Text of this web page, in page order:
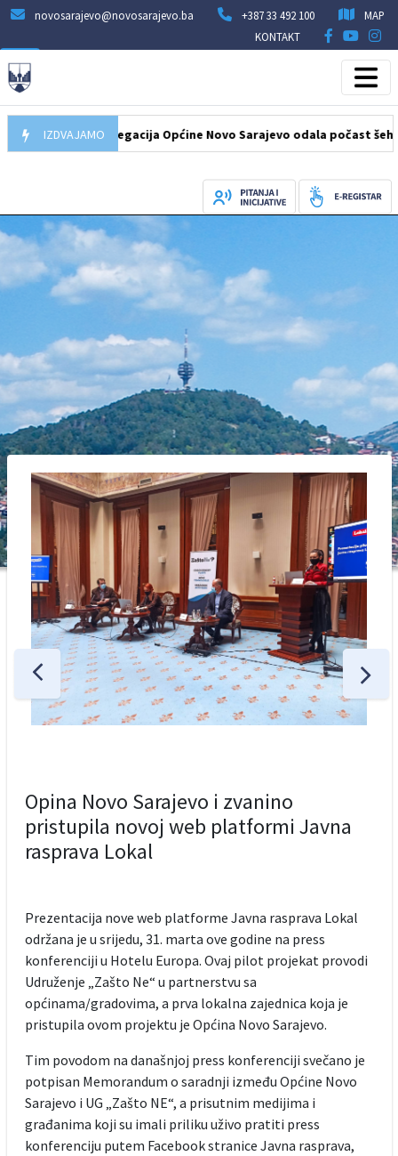
novosarajevo@novosarajevo.ba +387 33 492 100
MAP
KONTAKT
IZDVAJAMO
Delegacija Općine Novo Sarajevo odala počast šehidima i
Opina Novo Sarajevo i zvanino
pristupila novoj web platformi Javna
rasprava Lokal
Prezentacija nove web platforme Javna rasprava Lokal
održana je u srijedu, 31. marta ove godine na press
konferenciji u Hotelu Europa. Ovaj pilot projekat provodi
Udruženje „Zašto Ne“ u partnerstvu sa
općinama/gradovima, a prva lokalna zajednica koja je
pristupila ovom projektu je Općina Novo Sarajevo.
Tim povodom na današnjoj press konferenciji svečano je
potpisan Memorandum o saradnji između Općine Novo
Sarajevo i UG „Zašto NE“, a prisutnim medijima i
građanima koji su imali priliku uživo pratiti press
konferenciju putem Facebook stranice Javna rasprava,